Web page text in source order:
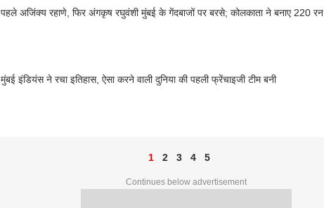
पहले अजिंक्य रहाणे, फिर अंगकृष रघुवंशी मुंबई के गेंदबाजों पर बरसे; कोलकाता ने बनाए 220 रन
मुंबई इंडियंस ने रचा इतिहास, ऐसा करने वाली दुनिया की पहली फ्रेंचाइजी टीम बनी
1 2 3 4 5
Continues below advertisement